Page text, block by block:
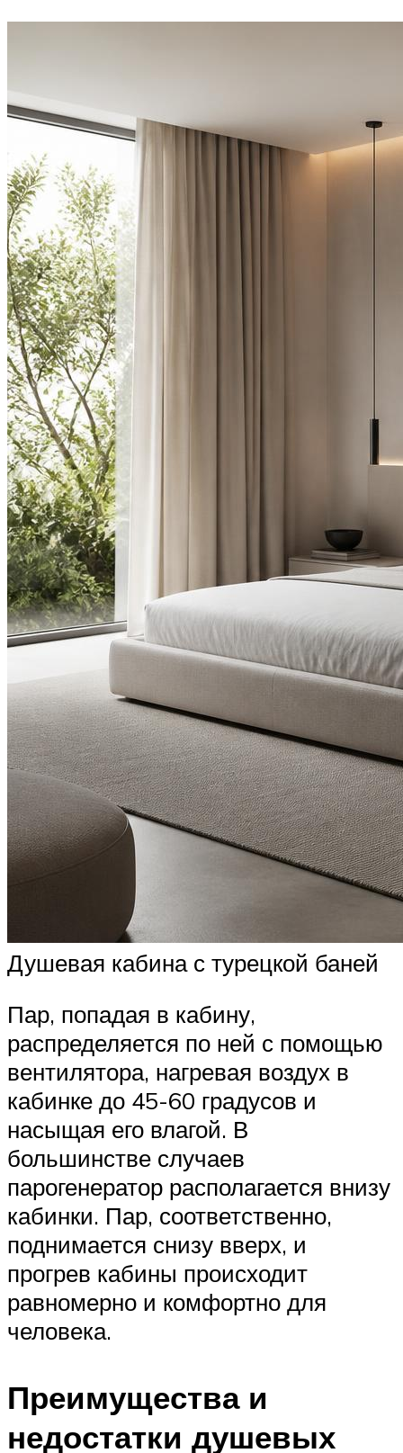
Душевая кабина с турецкой баней
Пар, попадая в кабину,
распределяется по ней с помощью
вентилятора, нагревая воздух в
кабинке до 45-60 градусов и
насыщая его влагой. В
большинстве случаев
парогенератор располагается внизу
кабинки. Пар, соответственно,
поднимается снизу вверх, и
прогрев кабины происходит
равномерно и комфортно для
человека.
Преимущества и
недостатки душевых